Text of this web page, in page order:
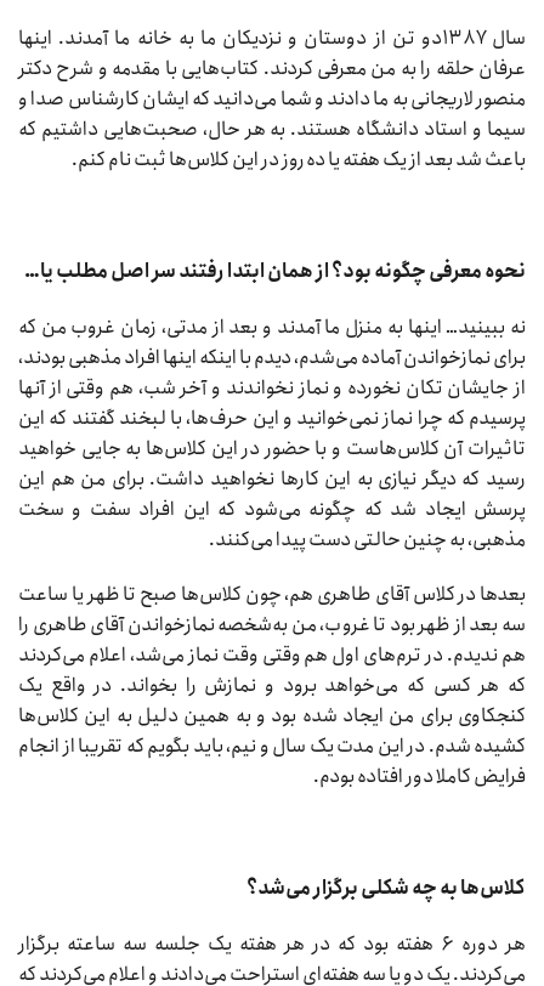
سال ۱۳۸۷دو تن از دوستان و نزدیکان ما به خانه ما آمدند. اینها
عرفان حلقه را به من معرفی کردند. کتاب‌هایی با مقدمه و شرح دکتر
منصور لاریجانی به ما دادند و شما می‌دانید که ایشان کارشناس صدا و
سیما و استاد دانشگاه هستند. به هر حال، صحبت‌هایی داشتیم که
باعث شد بعد از یک هفته یا ده روز در این کلاس‌ها ثبت نام کنم.
نحوه معرفی چگونه بود؟ از همان ابتدا رفتند سر اصل مطلب یا…
نه ببینید… اینها به منزل ما آمدند و بعد از مدتی، زمان غروب من که
برای نمازخواندن آماده می‌شدم، دیدم با اینکه اینها افراد مذهبی بودند،
از جایشان تکان نخورده و نماز نخواندند و آخر شب، هم وقتی از آنها
پرسیدم که چرا نماز نمی‌خوانید و این حرف‌ها، با لبخند گفتند که این
تاثیرات آن کلاس‌هاست و با حضور در این کلاس‌ها به جایی خواهید
رسید که دیگر نیازی به این کارها نخواهید داشت. برای من هم این
پرسش ایجاد شد که چگونه می‌شود که این افراد سفت و سخت
مذهبی، به چنین حالتی دست پیدا می‌کنند.
بعدها در کلاس آقای طاهری هم، چون کلاس‌ها صبح تا ظهر یا ساعت
سه بعد از ظهر بود تا غروب، من به‌شخصه نمازخواندن آقای طاهری را
هم ندیدم. در ترم‌های اول هم وقتی وقت نماز می‌شد، اعلام می‌کردند
که هر کسی که می‌خواهد برود و نمازش را بخواند. در واقع یک
کنجکاوی برای من ایجاد شده بود و به همین دلیل به این کلاس‌ها
کشیده شدم. در این مدت یک سال و نیم، باید بگویم که تقریبا از انجام
فرایض کاملا دور افتاده بودم.
کلاس‌ها به چه شکلی برگزار می‌شد؟
هر دوره ۶ هفته بود که در هر هفته یک جلسه سه ساعته برگزار
می‌کردند. یک دو یا سه هفته‌ای استراحت می‌دادند و اعلام می‌کردند که